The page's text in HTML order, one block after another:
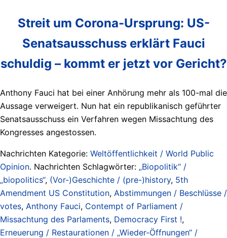
Streit um Corona-Ursprung: US-
Senatsausschuss erklärt Fauci
schuldig – kommt er jetzt vor Gericht?
Anthony Fauci hat bei einer Anhörung mehr als 100-mal die
Aussage verweigert. Nun hat ein republikanisch geführter
Senatsausschuss ein Verfahren wegen Missachtung des
Kongresses angestossen.
Nachrichten Kategorie: Weltöffentlichkeit / World Public
Opinion. Nachrichten Schlagwörter: „Biopolitik“ /
„biopolitics“, (Vor-)Geschichte / (pre-)history, 5th
Amendment US Constitution, Abstimmungen / Beschlüsse /
votes, Anthony Fauci, Contempt of Parliament /
Missachtung des Parlaments, Democracy First !,
Erneuerung / Restaurationen / „Wieder-Öffnungen“ /